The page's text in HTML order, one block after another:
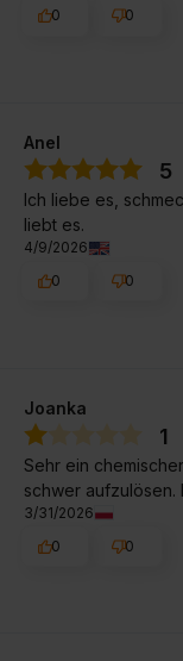
0
0
Anel
5
Ich liebe es,
liebt es.
4/9/2026
0
0
Joanka
1
Sehr ein
schwer
3/31/2026
0
0